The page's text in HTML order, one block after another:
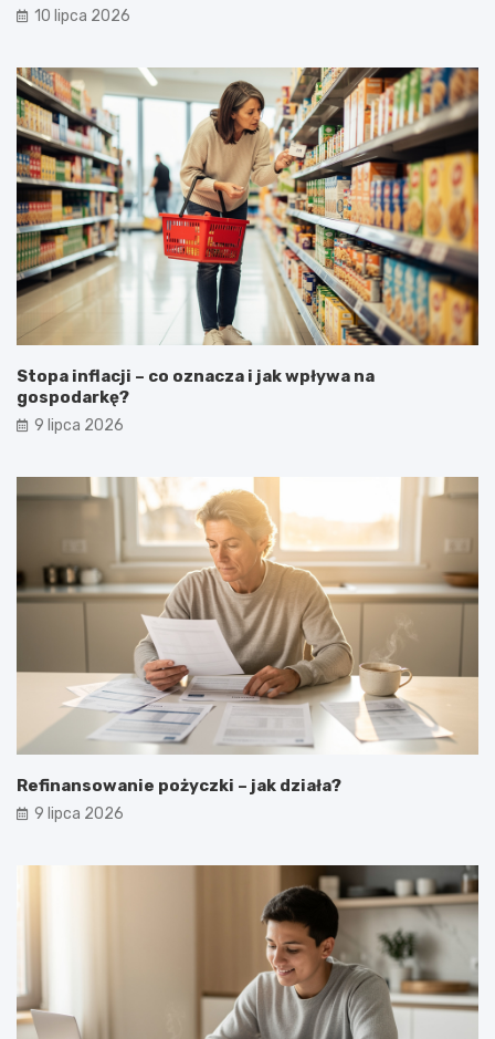
10 lipca 2026
Stopa inflacji – co oznacza i jak wpływa na
gospodarkę?
9 lipca 2026
Refinansowanie pożyczki – jak działa?
9 lipca 2026